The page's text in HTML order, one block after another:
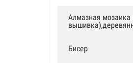
Алмазная мозаика
Бисер